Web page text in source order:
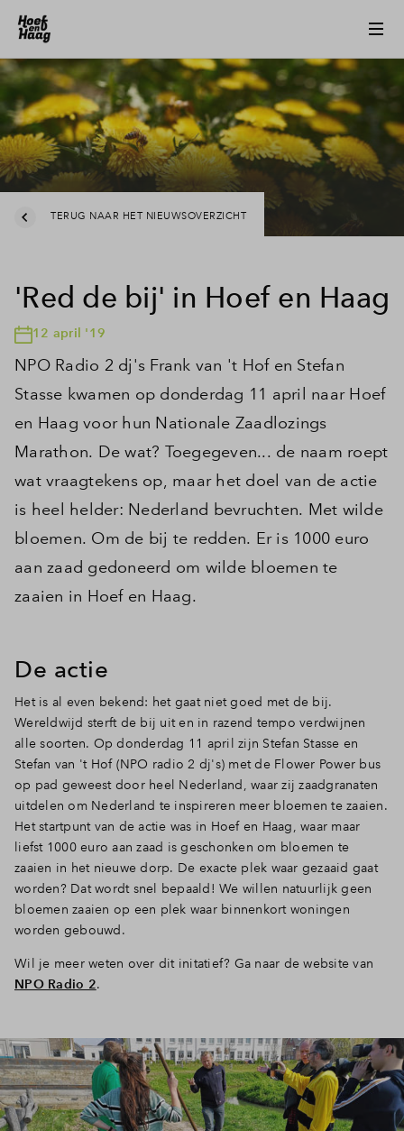
Inloggen
TERUG NAAR HET NIEUWSOVERZICHT
'Red de bij' in Hoef en Haag
12 april '19
NPO Radio 2 dj's Frank van 't Hof en Stefan
Stasse kwamen op donderdag 11 april naar Hoef
en Haag voor hun Nationale Zaadlozings
Marathon. De wat? Toegegeven... de naam roept
wat vraagtekens op, maar het doel van de actie
is heel helder: Nederland bevruchten. Met wilde
bloemen. Om de bij te redden. Er is 1000 euro
aan zaad gedoneerd om wilde bloemen te
zaaien in Hoef en Haag.
De actie
Het is al even bekend: het gaat niet goed met de bij.
Wereldwijd sterft de bij uit en in razend tempo verdwijnen
alle soorten. Op donderdag 11 april zijn Stefan Stasse en
Stefan van 't Hof (NPO radio 2 dj's) met de Flower Power bus
op pad geweest door heel Nederland, waar zij zaadgranaten
uitdelen om Nederland te inspireren meer bloemen te zaaien.
Het startpunt van de actie was in Hoef en Haag, waar maar
liefst 1000 euro aan zaad is geschonken om bloemen te
zaaien in het nieuwe dorp. De exacte plek waar gezaaid gaat
worden? Dat wordt snel bepaald! We willen natuurlijk geen
bloemen zaaien op een plek waar binnenkort woningen
worden gebouwd.
Wil je meer weten over dit initatief? Ga naar de website van
NPO Radio 2.